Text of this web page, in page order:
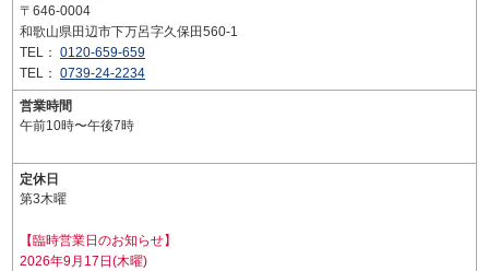
〒646-0004
和歌山県田辺市下万呂字久保田560-1
TEL： 0120-659-659
TEL： 0739-24-2234
営業時間
午前10時〜午後7時
定休日
第3木曜
【臨時営業日のお知らせ】
2026年9月17日(木曜)